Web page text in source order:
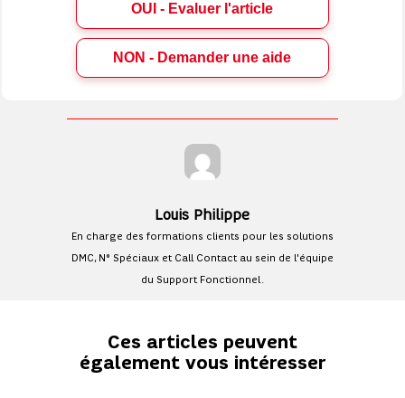
OUI - Evaluer l'article
Louis Philippe
En charge des formations clients pour les solutions
DMC, N° Spéciaux et Call Contact au sein de l'équipe
du Support Fonctionnel.
Ces articles peuvent
également vous intéresser